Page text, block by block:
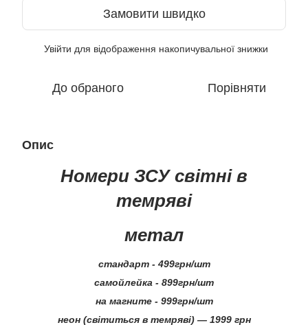
Замовити швидко
Увійти для відображення накопичувальної знижки
До обраного Порівняти
Опис
Номери ЗСУ світні в
темряві
метал
стандарт - 499грн/шт
самойлейка - 899грн/шт
на магните - 999грн/шт
неон (світиться в темряві) — 1999 грн